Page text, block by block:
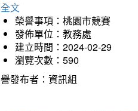
文
榮譽事項：桃園市競賽
發佈單位：教務處
建立時間：2024-02-29
瀏覽次數：590
發布者：資訊組